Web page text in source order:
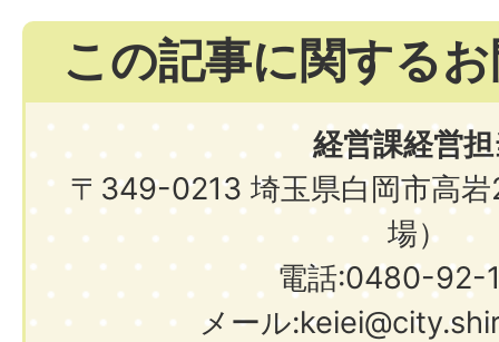
この記事に関する
経営課経営
〒349-0213 埼玉県白岡市高岩
場）
電話:0480-92-
メール